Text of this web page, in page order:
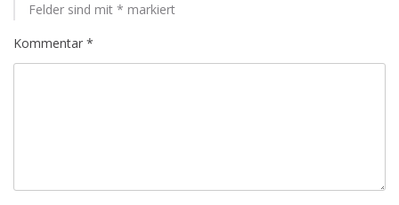
Felder sind mit * markiert
Kommentar *